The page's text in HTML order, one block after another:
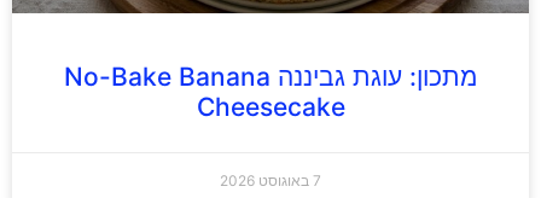
מתכון: עוגת גביננה No-Bake Banana
Cheesecake
7 באוגוסט 2026